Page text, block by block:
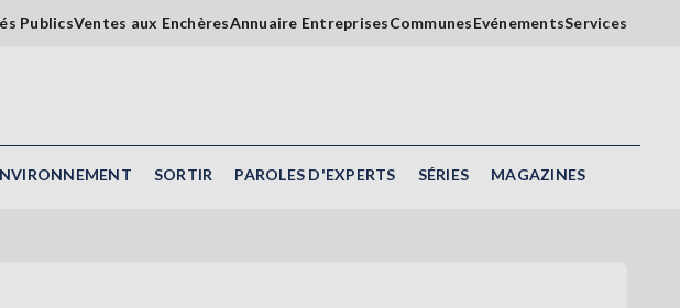
PublicsVentes aux EnchèresAnnuaire EntreprisesCommunesEvénementsServices
SORTIR PAROLES D'EXPERTS SÉRIES MAGAZINES